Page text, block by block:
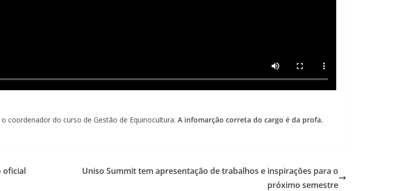
coordenador do curso de Gestão de Equinocultura. A infomarção correta do cargo é da profa.
oficial
Uniso Summit tem apresentação de trabalhos e inspirações para o
próximo semestre